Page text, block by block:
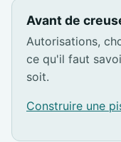
Avant de
Autorisations,
ce qu'il faut
soit.
Construire une